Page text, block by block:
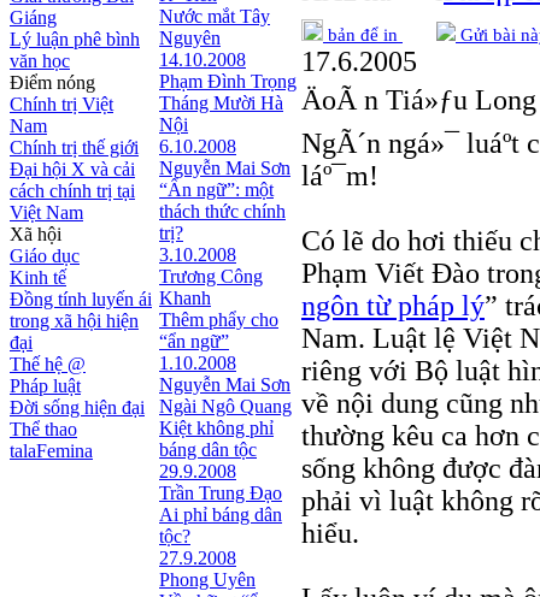
Giáng
Lý luận phê bình
văn học
Điểm nóng
Chính trị Việt
Nam
Chính trị thế giới
Đại hội X và cải
cách chính trị tại
Việt Nam
Xã hội
Giáo dục
Kinh tế
Đồng tính luyến ái
trong xã hội hiện
đại
Thế hệ @
Pháp luật
Đời sống hiện đại
Thể thao
talaFemina
Nước mắt Tây
Nguyên
14.10.2008
Phạm Đình Trọng
Tháng Mười Hà
Nội
6.10.2008
Nguyễn Mai Sơn
“Ẩn ngữ”: một
thách thức chính
trị?
3.10.2008
Trương Công
Khanh
Thêm phẩy cho
“ẩn ngữ”
1.10.2008
Nguyễn Mai Sơn
Ngài Ngô Quang
Kiệt không phỉ
báng dân tộc
29.9.2008
Trần Trung Đạo
Ai phỉ báng dân
tộc?
27.9.2008
Phong Uyên
bản để in Gửi bài
17.6.2005
ÄoÃ n Tiá»ƒu Long
NgÃ´n ngá»¯ luáº­t
láº¯m!
Có lẽ do hơi thiếu
Phạm Viết Đào
ngôn từ pháp lý”
Nam. Luật lệ Việt
riêng với Bộ luật
về nội dung cũng
thường kêu ca hơn
sống không được
phải vì luật không
hiểu.